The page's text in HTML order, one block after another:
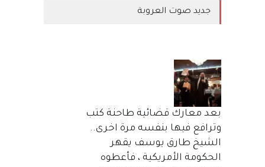
جديد صوت العروبة
بعد معارك قضائية طاحنة كتب
وترافع فيها بنفسه مرة اخرى..
الشيخ طارق يوسف يقهر
الحكومة الأمريكية ، فأعطوه